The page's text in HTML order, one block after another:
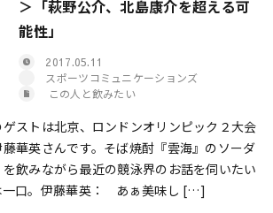
＞「萩野公介、北島康介を超える可
能性」
2017.05.11
スポーツコミュニケーションズ
この人と飲みたい
ストは北京、ロンドンオリンピック２大会
華英さんです。そば焼酎『雲海』のソーダ
飲みながら最近の競泳界のお話を伺いたい
一口。伊藤華英： あぁ美味し […]